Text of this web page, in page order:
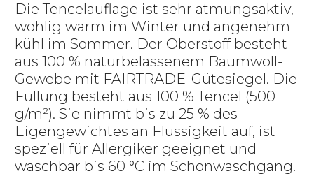
Die Tencelauflage ist sehr atmungsaktiv,
wohlig warm im Winter und angenehm
kühl im Sommer. Der Oberstoff besteht
aus 100 % naturbelassenem Baumwoll-
Gewebe mit FAIRTRADE-Gütesiegel. Die
Füllung besteht aus 100 % Tencel (500
g/m²). Sie nimmt bis zu 25 % des
Eigengewichtes an Flüssigkeit auf, ist
speziell für Allergiker geeignet und
waschbar bis 60 °C im Schonwaschgang.